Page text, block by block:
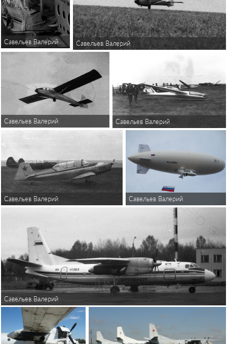
Савельев Валерий Савельев Валерий
Савельев Валерий Савельев Валерий
Савельев Валерий Савельев Валерий
Савельев Валерий